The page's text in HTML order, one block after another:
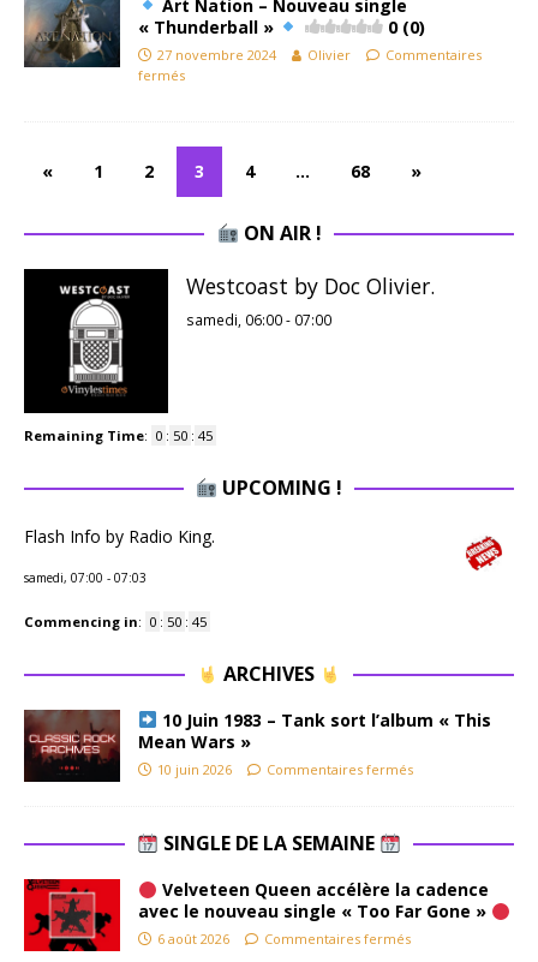
Art Nation – Nouveau single
« Thunderball »
0 (0)
27 novembre 2024 Olivier
Commentaires
fermés
« 1 2 3 4 … 68 »
ON AIR !
Westcoast by Doc Olivier.
samedi, 06:00- 07:00
Remaining Time: 0 : 50 : 45
UPCOMING !
Flash Info by Radio King.
samedi, 07:00 - 07:03
Commencing in: 0 : 50 : 45
ARCHIVES
10 Juin 1983 – Tank sort l’album « This
Mean Wars »
10 juin 2026 Commentaires fermés
SINGLE DE LA SEMAINE
Velveteen Queen accélère la cadence
avec le nouveau single « Too Far Gone »
6 août 2026 Commentaires fermés